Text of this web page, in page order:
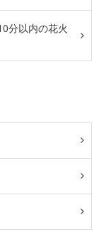
分以内の花火